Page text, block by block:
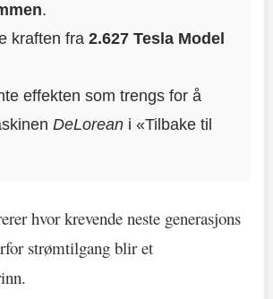
.
kraften fra2.627 Tesla Model
effekten som trengs for å
DeLorean i «Tilbake til
hvor krevende neste generasjons
strømtilgang blir et